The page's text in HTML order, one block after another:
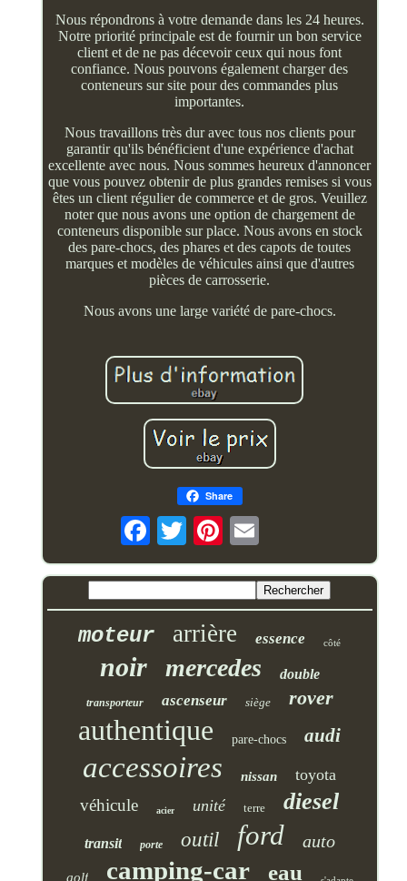
Nous répondrons à votre demande dans les 24 heures.
Notre priorité principale est de fournir un bon service
client et de ne pas décevoir ceux qui nous font
confiance. Nous pouvons également charger des
conteneurs sur site pour des commandes plus
importantes.
Nous travaillons très dur avec tous nos clients pour
garantir qu'ils bénéficient d'une expérience d'achat
excellente avec nous. Nous sommes heureux d'annoncer
que vous pouvez obtenir de plus grandes remises si vous
êtes un client régulier de commerce et de gros. Veuillez
noter que nous avons une option de chargement de
conteneurs disponible sur place. Nous avons en stock
des pare-chocs, des phares et des capots de toutes
marques et modèles de véhicules ainsi que d'autres
pièces de carrosserie.
Nous avons une large variété de pare-chocs.
Share
moteur arrière essence côté
noir mercedes double
transporteur ascenseur siège rover
authentique pare-chocs audi
accessoires nissan toyota
véhicule acier unité terre diesel
transit porte outil ford auto
golf camping-car eau